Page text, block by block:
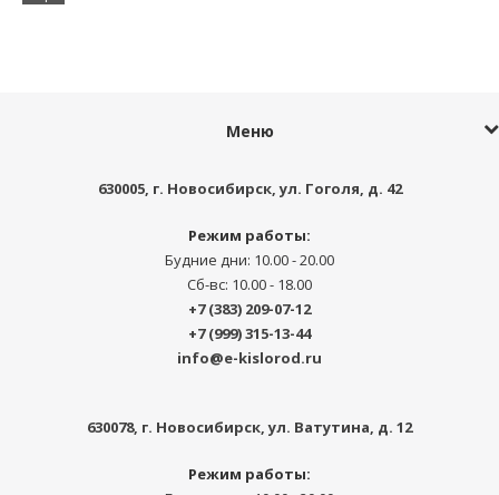
Меню
630005, г. Новосибирск,ул. Гоголя, д. 42
Режим работы:
Будние дни: 10.00 - 20.00
Сб-вс: 10.00 - 18.00
+7 (383) 209-07-12
+7 (999) 315-13-44
info@e-kislorod.ru
630078, г. Новосибирск,ул. Ватутина, д. 12
Режим работы: